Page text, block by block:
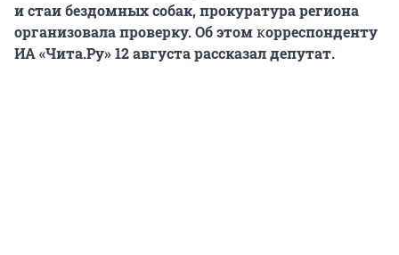
и стаи бездомных собак, прокуратура региона
организовала проверку. Об этомкорреспонденту
ИА «Чита.Ру» 12 августа рассказал депутат.